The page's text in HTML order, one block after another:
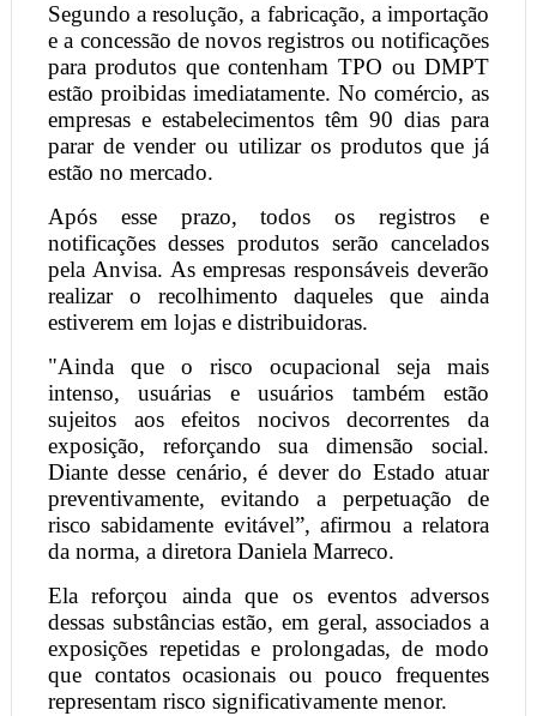
Segundo a resolução, a fabricação, a importação
e a concessão de novos registros ou notificações
para produtos que contenham TPO ou DMPT
estão proibidas imediatamente. No comércio, as
empresas e estabelecimentos têm 90 dias para
parar de vender ou utilizar os produtos que já
estão no mercado.
Após esse prazo, todos os registros e
notificações desses produtos serão cancelados
pela Anvisa. As empresas responsáveis deverão
realizar o recolhimento daqueles que ainda
estiverem em lojas e distribuidoras.
"Ainda que o risco ocupacional seja mais
intenso, usuárias e usuários também estão
sujeitos aos efeitos nocivos decorrentes da
exposição, reforçando sua dimensão social.
Diante desse cenário, é dever do Estado atuar
preventivamente, evitando a perpetuação de
risco sabidamente evitável”, afirmou a relatora
da norma, a diretora Daniela Marreco.
Ela reforçou ainda que os eventos adversos
dessas substâncias estão, em geral, associados a
exposições repetidas e prolongadas, de modo
que contatos ocasionais ou pouco frequentes
representam risco significativamente menor.